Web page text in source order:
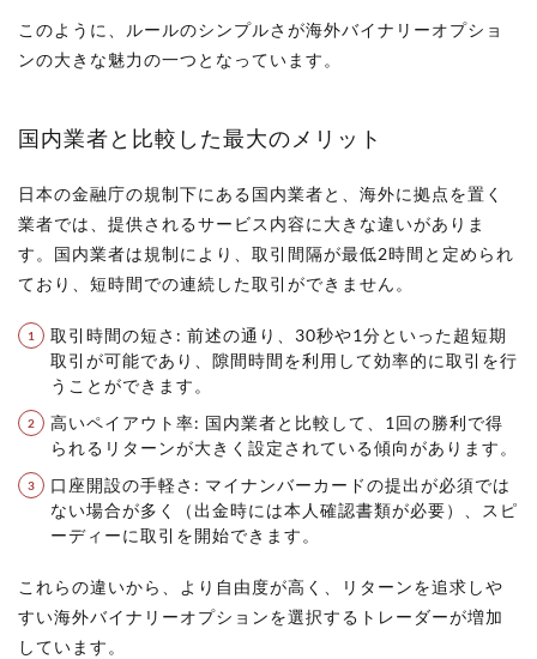
このように、ルールのシンプルさが海外バイナリーオプショ
ンの大きな魅力の一つとなっています。
国内業者と比較した最大のメリット
日本の金融庁の規制下にある国内業者と、海外に拠点を置く
業者では、提供されるサービス内容に大きな違いがありま
す。国内業者は規制により、取引間隔が最低2時間と定められ
ており、短時間での連続した取引ができません。
取引時間の短さ: 前述の通り、30秒や1分といった超短期
取引が可能であり、隙間時間を利用して効率的に取引を行
うことができます。
高いペイアウト率: 国内業者と比較して、1回の勝利で得
られるリターンが大きく設定されている傾向があります。
口座開設の手軽さ: マイナンバーカードの提出が必須では
ない場合が多く（出金時には本人確認書類が必要）、スピ
ーディーに取引を開始できます。
これらの違いから、より自由度が高く、リターンを追求しや
すい海外バイナリーオプションを選択するトレーダーが増加
しています。